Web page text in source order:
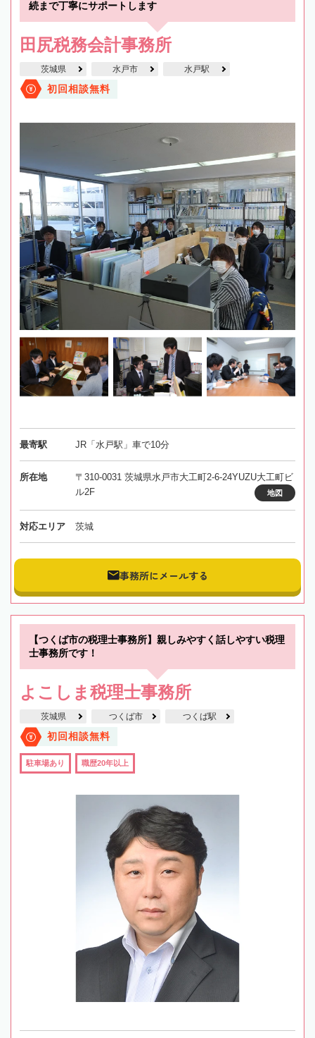
続まで丁寧にサポートします
田尻税務会計事務所
茨城県 水戸市 水戸駅
初回相談無料
最寄駅 JR「水戸駅」車で10分
所在地
〒310-0031 茨城県水戸市大工町2-6-24YUZU大工町ビ
ル2F
地図
対応エリア 茨城
事務所にメールする
【つくば市の税理士事務所】親しみやすく話しやすい税理
士事務所です！
よこしま税理士事務所
茨城県 つくば市 つくば駅
初回相談無料
駐車場あり 職歴20年以上